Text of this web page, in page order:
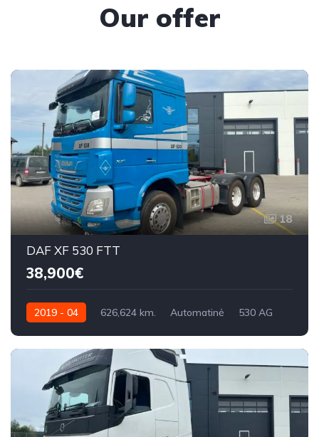
Our offer
18
DAF XF 530 FTT
38,900€
2019 - 04 626,624 km. Automatinė 530 AG